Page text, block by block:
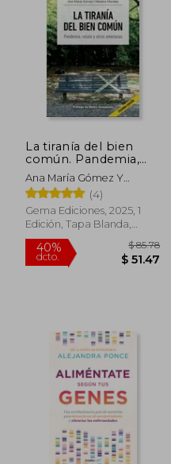
45%
dcto. $ 28.56
45%
dcto.
La tiranía del bien
común. Pandemia,
relato y otras
amenazas 2 edicion
Ana María Gómez Y
Mariana Morales (editoras),
(4)
Gema Ediciones, 2025, 1
Edición, Tapa Blanda,
Nuevo